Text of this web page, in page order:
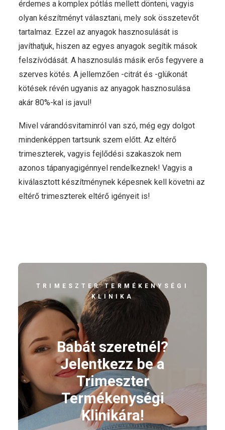
érdemes a komplex pótlás mellett dönteni, vagyis
olyan készítményt választani, mely sok összetevőt
tartalmaz. Ezzel az anyagok hasznosulását is
javíthatjuk, hiszen az egyes anyagok segítik mások
felszívódását. A hasznosulás másik erős fegyvere a
szerves kötés. A jellemzően -citrát és -glükonát
kötések révén ugyanis az anyagok hasznosulása
akár 80%-kal is javul!
Mivel várandósvitaminról van szó, még egy dolgot
mindenképpen tartsunk szem előtt. Az eltérő
trimeszterek, vagyis fejlődési szakaszok nem
azonos tápanyagigénnyel rendelkeznek! Vagyis a
kiválasztott készítménynek képesnek kell követni az
eltérő trimeszterek eltérő igényeit is!
TRIMESZTER TERMÉKENYSÉGI
KLINIKA
Babát szeretnél?
Jelentkezz be a
Trimeszter
Termékenységi
Klinikára!